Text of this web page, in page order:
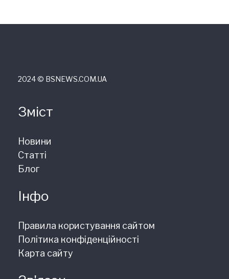
2024 © ВSNEWS.COM.UA
Зміст
Новини
Статті
Блог
Інфо
Правила користування сайтом
Політика конфіденційності
Карта сайту